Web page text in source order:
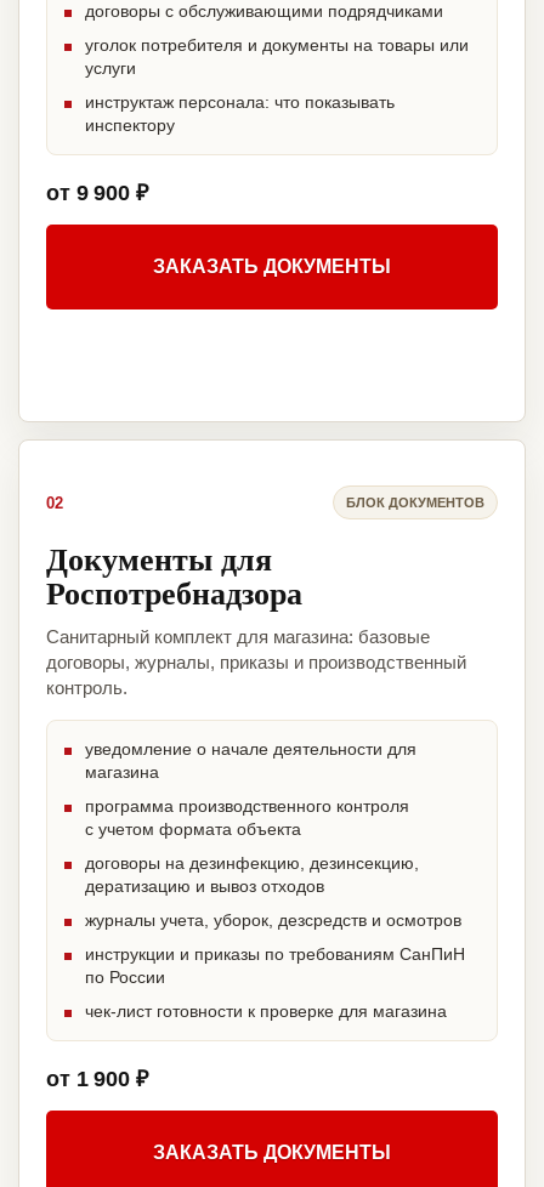
договоры с обслуживающими подрядчиками
уголок потребителя и документы на товары или
услуги
инструктаж персонала: что показывать
инспектору
от 9 900 ₽
ЗАКАЗАТЬ ДОКУМЕНТЫ
02 БЛОК ДОКУМЕНТОВ
Документы для
Роспотребнадзора
Санитарный комплект для магазина: базовые
договоры, журналы, приказы и производственный
контроль.
уведомление о начале деятельности для
магазина
программа производственного контроля
с учетом формата объекта
договоры на дезинфекцию, дезинсекцию,
дератизацию и вывоз отходов
журналы учета, уборок, дезсредств и осмотров
инструкции и приказы по требованиям СанПиН
по России
чек-лист готовности к проверке для магазина
от 1 900 ₽
ЗАКАЗАТЬ ДОКУМЕНТЫ